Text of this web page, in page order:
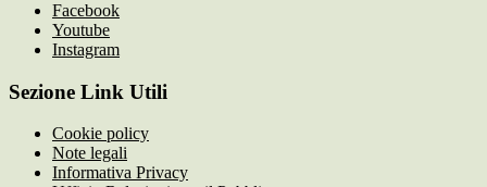
Facebook
Youtube
Instagram
Sezione Link Utili
Cookie policy
Note legali
Informativa Privacy